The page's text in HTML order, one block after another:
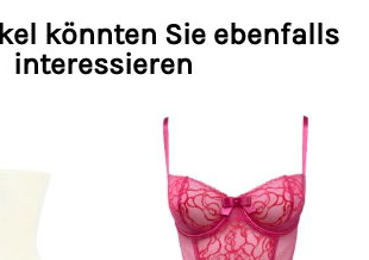
könnten Sie ebenfalls
interessieren